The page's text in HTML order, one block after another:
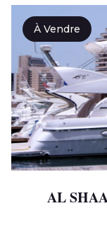
À Vendre
AL